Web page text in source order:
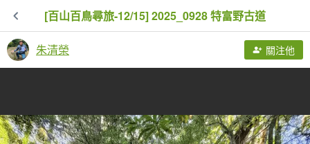
[百山百鳥尋旅-12/15] 2025_0928 特富野古道
朱清榮 關注他